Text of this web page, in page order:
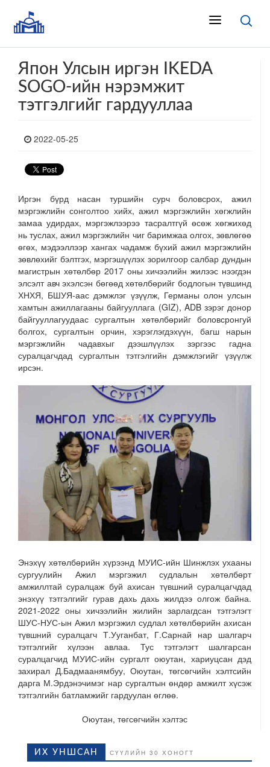
Япон Улсын иргэн IKEDA
SOGO-ийн нэрэмжит
тэтгэлгийг гардууллаа
2022-05-25
Иргэн бүрд насан туршийн сурч боловсрох, ажил
мэргэжлийн сонголтоо хийх, ажил мэргэжлийн хөгжлийн
замаа удирдах, мэргэжлээрээ тасралтгүй өсөж хөгжихөд
нь туслах, ажил мэргэжлийн чиг баримжаа олгох, зөвлөгөө
өгөх, мэдээллээр хангах чадамж бүхий ажил мэргэжлийн
зөвлөхийг бэлтгэх, мэргэшүүлэх зорилгоор салбар дундын
магистрын хөтөлбөр 2017 оны хичээлийн жилээс нээгдэн
элсэлт авч эхэлсэн бөгөөд хөтөлбөрийг бодлогын түвшинд
ХНХЯ, БШУЯ-аас дэмжлэг үзүүлж, Германы олон улсын
хамтын ажиллагааны байгууллага (GIZ), ADB зэрэг донор
байгууллагуудаас сургалтын хөтөлбөрийг боловсронгуй
болгох, сургалтын орчин, хэрэглэгдэхүүн, багш нарын
мэргэжлийн чадавхыг дээшлүүлэх зэргээс гадна
суралцагчдад сургалтын тэтгэлгийн дэмжлэгийг үзүүлж
ирсэн.
Энэхүү хөтөлбөрийн хүрээнд МУИС-ийн Шинжлэх ухааны
сургуулийн Ажил мэргэжил судлалын хөтөлбөрт
амжиллтай суралцаж буй ахисан түвшний суралцагчдад
энэхүү тэтгэлгийг гурав дахь дахь жилдээ олгож байна.
2021-2022 оны хичээлийн жилийн зарлагдсан тэтгэлэгт
ШУС-НУС-ын Ажил мэргэжил судлал хөтөлбөрийн ахисан
түвшний суралцагч Т.Ууганбат, Г.Сарнай нар шалгарч
тэтгэлгийг хүлээн авлаа. Тус тэтгэлэгт шалгарсан
суралцагчид МУИС-ийн сургалт оюутан, хариуцсан дэд
захирал Д.Бадмаанямбуу, Оюутан, төгсөгчийн хэлтсийн
дарга М.Эрдэнэчимэг нар сургалтын өндөр амжилт хүсэж
тэтгэлгийн батламжийг гардуулан өглөө.
Оюутан, төгсөгчийн хэлтэс
ИХ УНШСАН СҮҮЛИЙН 30 ХОНОГТ